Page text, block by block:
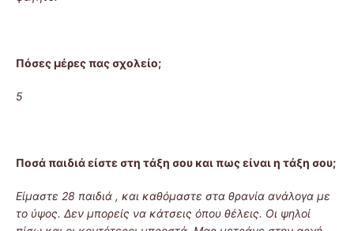
Πόσες μέρες πας σχολείο;
5
Ποσά παιδιά είστε στη τάξη σου και πως είναι η τάξη σου;
Είμαστε 28 παιδιά , και καθόμαστε στα θρανία ανάλογα με
το ύψος. Δεν μπορείς να κάτσεις όπου θέλεις. Οι ψηλοί